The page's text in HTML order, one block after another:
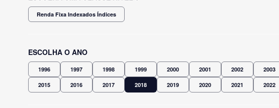
Renda Fixa Indexados Índices
ESCOLHA O ANO
1996 1997 1998 1999 2000 2001 2002 2003
2015 2016 2017 2018 2019 2020 2021 2022